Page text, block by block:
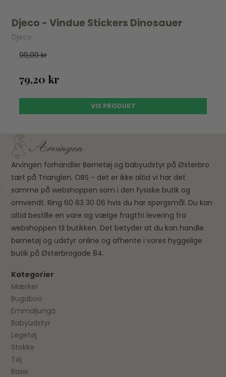
Djeco - Vindue Stickers Dinosauer
Djeco
99,00 kr
79,20 kr
VIS PRODUKT
Arvingen forhandler Børnetøj og babyudstyr på Østerbro
tæt på Trianglen. OBS - det er ikke altid vi har det
samme på webshoppen som i den fysiske butik og
omvendt. Ring 60 63 30 06 hvis du har spørgsmål. Du kan
altid bestille en vare og vælge fragtfri levering fra
webshoppen til butikken. Det betyder at du kan handle
børnetøj og udstyr online og afhente i vores hyggelige
butik på Østerbrogade 84.
Kategorier
Mærker
Bugaboo
Emmaljunga
Babyudstyr
Legetøj
Stokke
Tøj
Basis